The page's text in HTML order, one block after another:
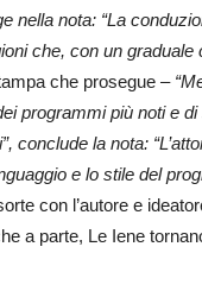
nella nota: “La
che, con un
che prosegue –
programmi più noti e
conclude la nota:
e lo stile del
con l’autore e
a parte, Le Iene